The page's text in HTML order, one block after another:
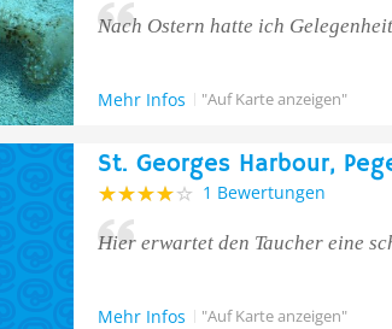
Nach Ostern hatte ich
Mehr Infos "Auf Karte anzeigen"
St. Georges Harbour,
1 Bewertungen
Hier erwartet den Taucher eine
Mehr Infos "Auf Karte anzeigen"